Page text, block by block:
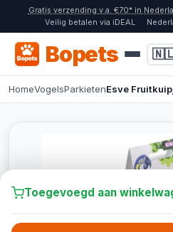
Gratis verzending v.a. €70* in
Veilig betalen via iDEAL
Bopets
HomeVogelsParkietenEsve
Toegevoegd aan